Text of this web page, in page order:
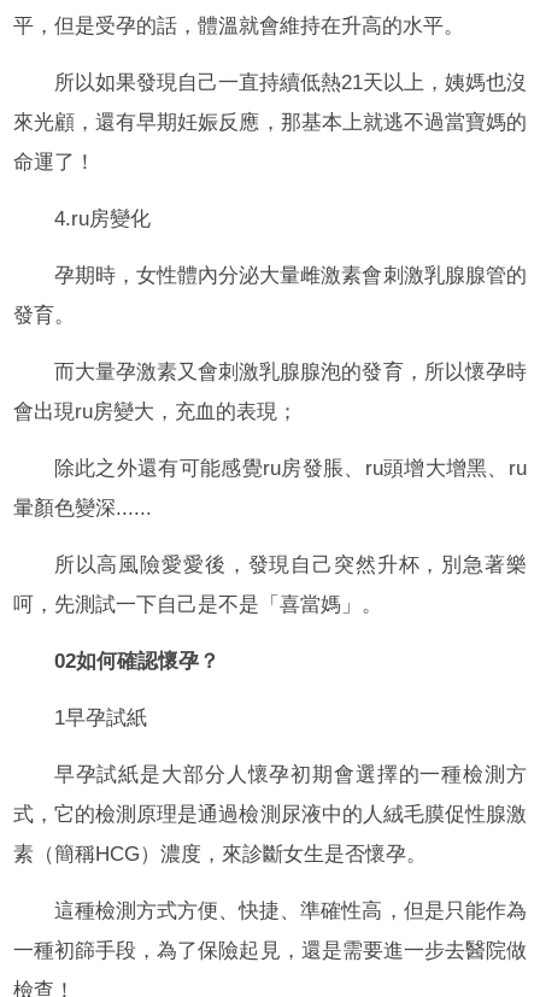
平，但是受孕的話，體溫就會維持在升高的水平。
所以如果發現自己一直持續低熱21天以上，姨媽也沒
來光顧，還有早期妊娠反應，那基本上就逃不過當寶媽的
命運了！
4.ru房變化
孕期時，女性體內分泌大量雌激素會刺激乳腺腺管的
發育。
而大量孕激素又會刺激乳腺腺泡的發育，所以懷孕時
會出現ru房變大，充血的表現；
除此之外還有可能感覺ru房發脹、ru頭增大增黑、ru
暈顏色變深......
所以高風險愛愛後，發現自己突然升杯，別急著樂
呵，先測試一下自己是不是「喜當媽」。
02如何確認懷孕？
1早孕試紙
早孕試紙是大部分人懷孕初期會選擇的一種檢測方
式，它的檢測原理是通過檢測尿液中的人絨毛膜促性腺激
素（簡稱HCG）濃度，來診斷女生是否懷孕。
這種檢測方式方便、快捷、準確性高，但是只能作為
一種初篩手段，為了保險起見，還是需要進一步去醫院做
檢查！